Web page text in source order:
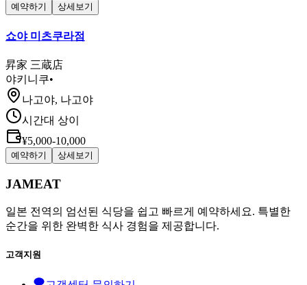
예약하기 상세보기
쇼야 미츠쿠라점
昇家 三蔵店
야키니쿠•
나고야, 나고야
시간대 상이
¥5,000-10,000
예약하기 상세보기
JAMEAT
일본 전역의 엄선된 식당을 쉽고 빠르게 예약하세요. 특별한
순간을 위한 완벽한 식사 경험을 제공합니다.
고객지원